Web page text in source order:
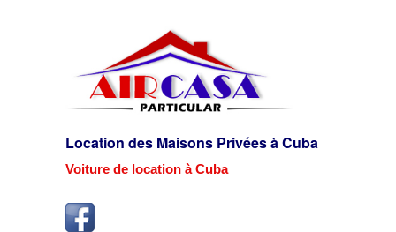
Location des Maisons Privées à Cuba
Voiture de location à Cuba